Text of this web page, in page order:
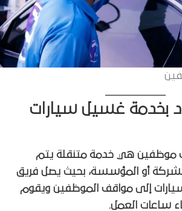
بخدمة غسيل سيارات
موظفين هي خدمة متنقلة يتم
أو المؤسسة، بحيث يصل فريق
إلى مواقف الموظفين ويقوم
ساعات العمل.